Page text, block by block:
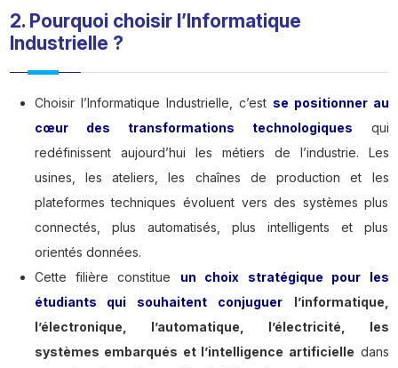
2. Pourquoi choisir l’Informatique
Industrielle ?
Choisir l’Informatique Industrielle, c’est se positionner au
cœur des transformations technologiques qui
redéfinissent aujourd’hui les métiers de l’industrie. Les
usines, les ateliers, les chaînes de production et les
plateformes techniques évoluent vers des systèmes plus
connectés, plus automatisés, plus intelligents et plus
orientés données.
Cette filière constitue un choix stratégique pour les
étudiants qui souhaitent conjuguer
l’informatique,
l’électronique, l’automatique, l’électricité, les
systèmes embarqués et l’intelligence artificielle dans